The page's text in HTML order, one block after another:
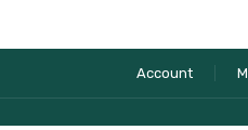
Account